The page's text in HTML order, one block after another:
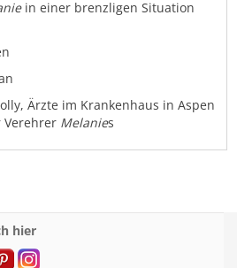
in einer brenzligen Situation
Ärzte im Krankenhaus in Aspen
Melanies
hier